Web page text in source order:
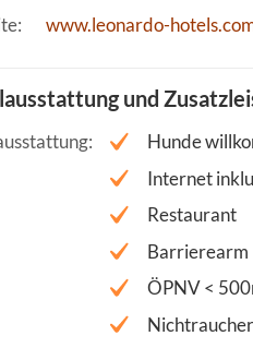
www.leonardo-
und
Hunde
Internet
Restaurant
Barrierearm
ÖPNV <